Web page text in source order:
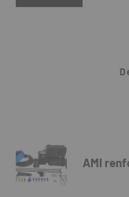
AMI